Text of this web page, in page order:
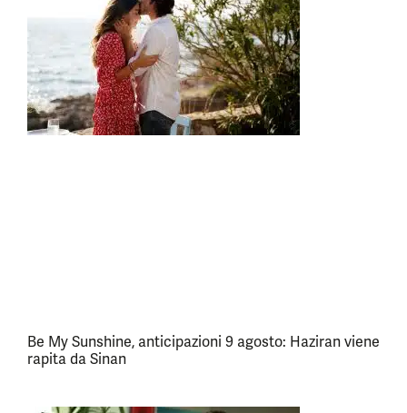
Be My Sunshine, anticipazioni 9 agosto: Haziran viene
rapita da Sinan